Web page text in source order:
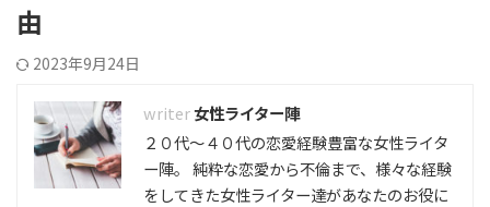
由
2023年9月24日
女性ライター陣
２０代〜４０代の恋愛経験豊富な女性ライタ
ー陣。 純粋な恋愛から不倫まで、様々な経験
をしてきた女性ライター達があなたのお役に